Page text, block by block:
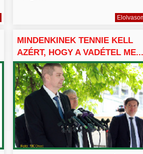
MINDENKINEK TENNIE KELL
AZÉRT, HOGY A VADÉTEL ME...